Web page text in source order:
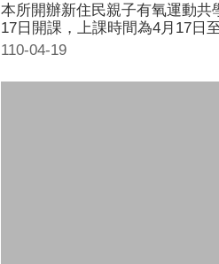
110-04-19
本所開辦新住民親子有氧運動共
17日開課，上課時間為4月17日
14:00至16:00及週日9:30至11:30